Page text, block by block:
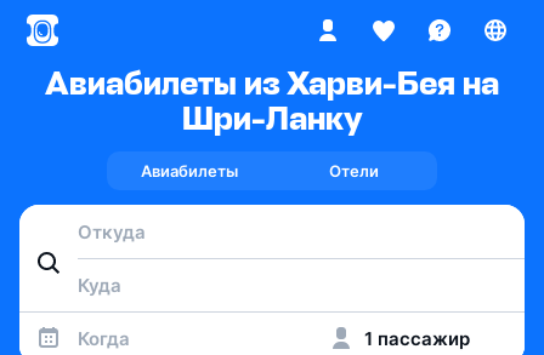
Авиабилеты из Харви-Бея на
Шри-Ланку
Авиабилеты Отели
Когда 1 пассажир